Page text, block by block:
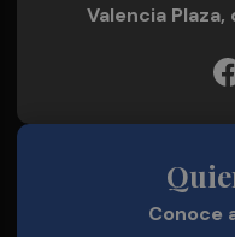
Valencia
Conoce